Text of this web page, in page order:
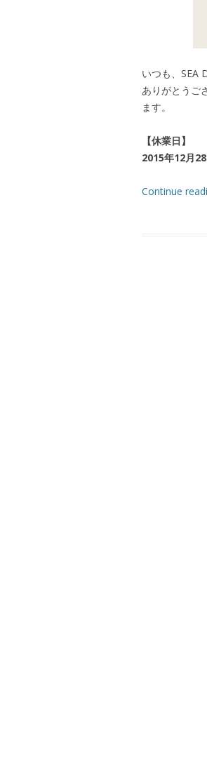
いつも、SEA
ありがとうご
ます。
【休業日】
2015年12月
Continue